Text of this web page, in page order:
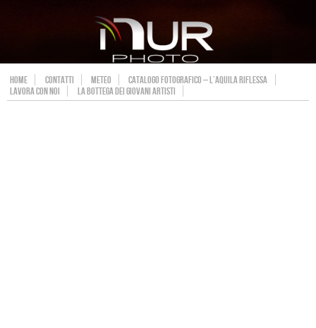
HOME CONTATTI METEO
CATALOGO FOTOGRAFICO – L’AQUILA RIFLESSA
LAVORA CON NOI
LA BOTTEGA DEI GIOVANI ARTISTI